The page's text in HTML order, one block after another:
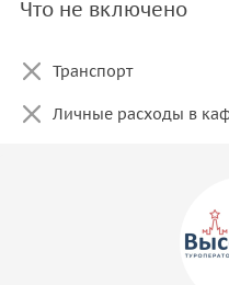
Что не включено
Транспорт
Личные расходы в